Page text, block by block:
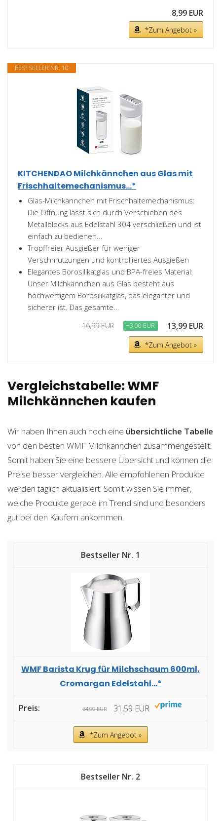
8,99 EUR
*Zum Angebot »
BESTSELLER NR. 10
KITCHENDAO Milchkännchen aus Glas mit
Frischhaltemechanismus...*
Glas-Milchkännchen mit Frischhaltemechanismus:
Die Öffnung lässt sich durch Verschieben des
Metallblocks aus Edelstahl 304 verschließen und ist
einfach zu bedienen...
Tropffreier Ausgießer für weniger
Verschmutzungen und kontrolliertes Ausgießen
Elegantes Borosilikatglas und BPA-freies Material:
Unser Milchkännchen aus Glas besteht aus
hochwertigem Borosilikatglas, das eleganter und
sicherer ist. Das gesamte...
16,99 EUR −3,00 EUR 13,99 EUR
*Zum Angebot »
Vergleichstabelle: WMF
Milchkännchen kaufen
Wir haben Ihnen auch noch eine übersichtliche Tabelle
von den besten WMF Milchkännchen zusammengestellt.
Somit haben Sie eine bessere Übersicht und können die
Preise besser vergleichen. Alle empfohlenen Produkte
werden täglich aktualisiert. Somit wissen Sie immer,
welche Produkte gerade im Trend sind und besonders
gut bei den Käufern ankommen.
1
WMF Barista Krug für Milchschaum 600ml,
Cromargan Edelstahl...*
34,99 EUR 31,59 EUR
*Zum Angebot »
2